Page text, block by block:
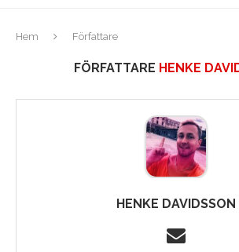
Hem Författare
FÖRFATTARE HENKE
HENKE DAVIDSSON